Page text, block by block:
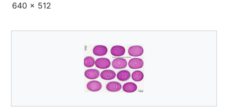
640 × 512